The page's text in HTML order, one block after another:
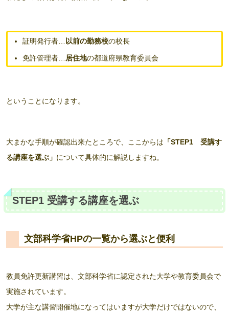
証明発行者…以前の勤務校の校長
免許管理者… 居住地の都道府県教育委員会
ということになります。
大まかな手順が確認出来たところで、ここからは 「STEP1 受講す
る講座を選ぶ」 について具体的に解説しますね。
STEP1 受講する講座を選ぶ
文部科学省HPの一覧から選ぶと便利
教員免許更新講習は、文部科学省に認定された大学や教育委員会で
実施されています。
大学が主な講習開催地になってはいますが大学だけではないので、